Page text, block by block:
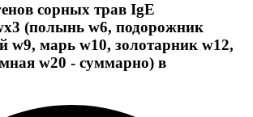
сорных трав IgE
(полынь w6, подорожник
w9, марь w10, золотарник w12,
w20 - суммарно) в